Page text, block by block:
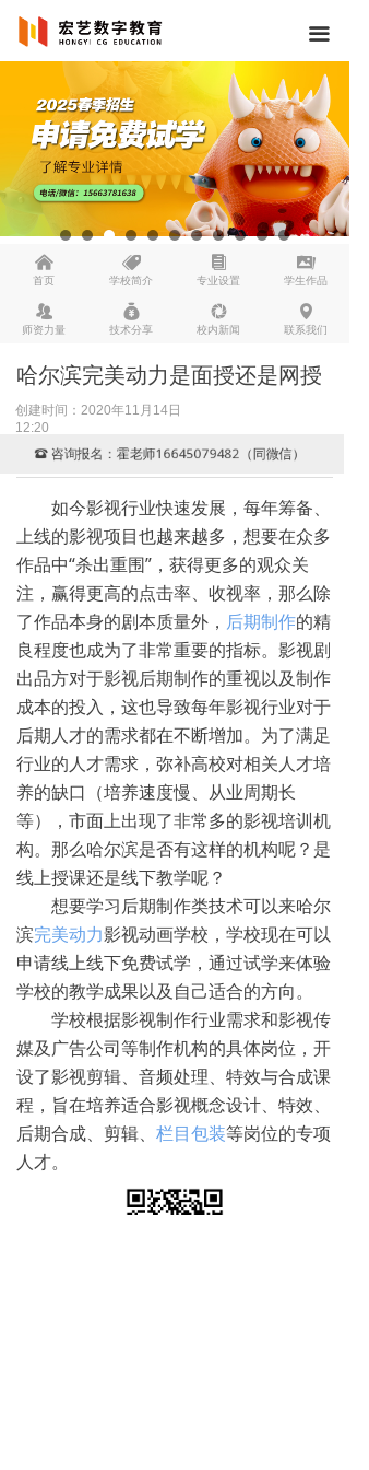
낀
首页
뀄
学校简介
뀴
专业设置
끡
学生作品
뀡
师资力量
낐
技术分享
넆
校内新闻
넹
联系我们
끀
哈尔滨完美动力是面授还是网授
创建时间： 2020年11月14日
12:20
如今影视行业快速发展，每年筹备、
上线的影视项目也越来越多，想要在众多
作品中“杀出重围”，获得更多的观众关
注，赢得更高的点击率、收视率，那么除
了作品本身的剧本质量外， 后期制作的精
良程度也成为了非常重要的指标。影视剧
出品方对于影视后期制作的重视以及制作
成本的投入，这也导致每年影视行业对于
后期人才的需求都在不断增加。为了满足
行业的人才需求，弥补高校对相关人才培
养的缺口（培养速度慢、从业周期长
等），市面上出现了非常多的影视培训机
构。那么哈尔滨是否有这样的机构呢？是
线上授课还是线下教学呢？
想要学习后期制作类技术可以来哈尔
滨完美动力影视动画学校，学校现在可以
申请线上线下免费试学，通过试学来体验
学校的教学成果以及自己适合的方向。
学校根据影视制作行业需求和影视传
媒及广告公司等制作机构的具体岗位，开
设了影视剪辑、音频处理、特效与合成课
程，旨在培养适合影视概念设计、特效、
后期合成、剪辑、 栏目包装等岗位的专项
人才。
뀰 咨询报名：霍老师16645079482（同微信）